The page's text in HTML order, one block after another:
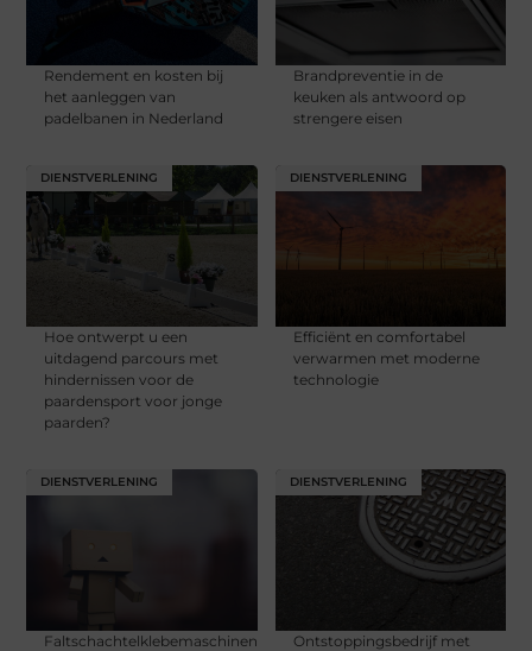
Rendement en kosten bij
het aanleggen van
padelbanen in Nederland
Brandpreventie in de
keuken als antwoord op
strengere eisen
DIENSTVERLENING
Hoe ontwerpt u een
uitdagend parcours met
hindernissen voor de
paardensport voor jonge
paarden?
DIENSTVERLENING
Efficiënt en comfortabel
verwarmen met moderne
technologie
DIENSTVERLENING
Faltschachtelklebemaschinen:
DIENSTVERLENING
Ontstoppingsbedrijf met